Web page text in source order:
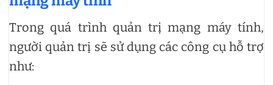
Trong quá trình quản trị mạng máy tính,
người quản trị sẽ sử dụng các công cụ hỗ trợ
như: